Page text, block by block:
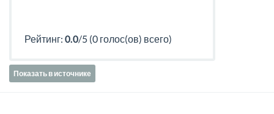
Рейтинг: 0.0/5 (0 голос(ов) всего)
Показать в источнике